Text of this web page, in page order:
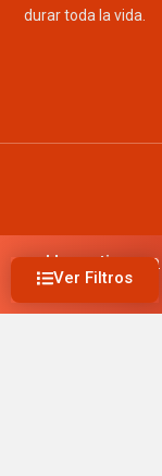
Ver Filtros
durar toda la vida.
mueblesrusticos.co
reservados